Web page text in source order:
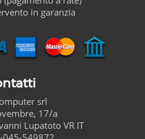
in garanzia
srl
17/a
Lupatoto VR IT